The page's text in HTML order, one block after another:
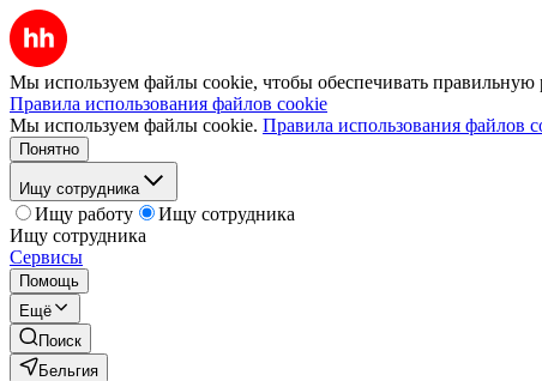
Мы используем файлы cookie, чтобы обеспечивать правильную
Правила использования файлов cookie
Мы используем файлы cookie. Правила использования файлов
Понятно
Ищу сотрудника
Ищу работу
Ищу сотрудника
Ищу сотрудника
Сервисы
Помощь
Ещё
Поиск
Бельгия